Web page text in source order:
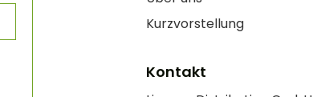
Kurzvorstellung
Kontakt